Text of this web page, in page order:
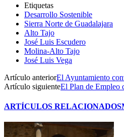
Etiquetas
Desarrollo Sostenible
Sierra Norte de Guadalajara
Alto Tajo
José Luis Escudero
Molina-Alto Tajo
José Luis Vega
Artículo anteriorEl Ayuntamiento
Artículo siguienteEl Plan de Empleo
ARTÍCULOS RELACIONADOS